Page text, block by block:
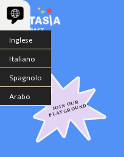
Inglese
Italiano
Spagnolo
Arabo